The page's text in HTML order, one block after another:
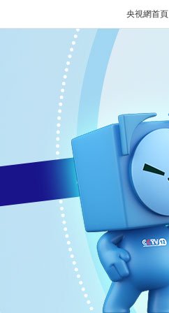
央視網首頁